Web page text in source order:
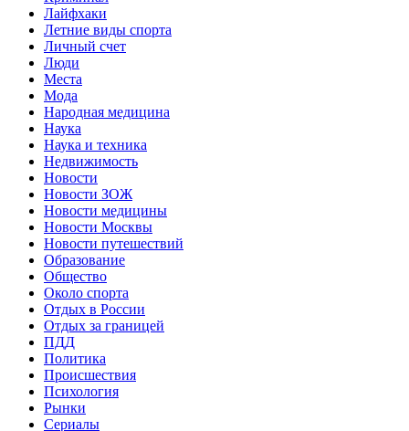
Лайфхаки
Летние виды спорта
Личный счет
Люди
Места
Мода
Народная медицина
Наука
Наука и техника
Недвижимость
Новости
Новости ЗОЖ
Новости медицины
Новости Москвы
Новости путешествий
Образование
Общество
Около спорта
Отдых в России
Отдых за границей
ПДД
Политика
Происшествия
Психология
Рынки
Сериалы